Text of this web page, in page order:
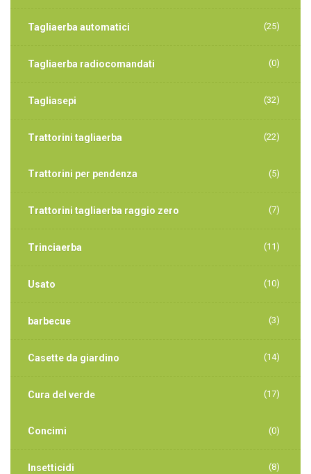
Tagliaerba automatici (25)
Tagliaerba radiocomandati (0)
Tagliasepi (32)
Trattorini tagliaerba (22)
Trattorini per pendenza (5)
Trattorini tagliaerba raggio zero (7)
Trinciaerba (11)
Usato (10)
barbecue (3)
Casette da giardino (14)
Cura del verde (17)
Concimi (0)
Insetticidi (8)